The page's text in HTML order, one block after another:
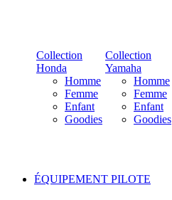
Collection
Honda
Homme
Femme
Enfant
Goodies
Collection
Yamaha
Homme
Femme
Enfant
Goodies
ÉQUIPEMENT PILOTE